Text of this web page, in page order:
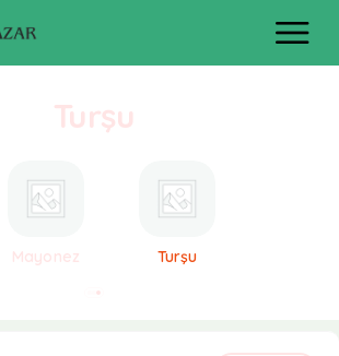
Turşu
Mayonez Turşu